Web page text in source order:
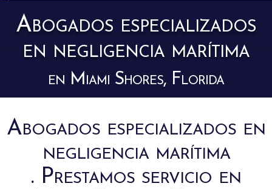
Abogados especializados
en negligencia marítima
en Miami Shores, Florida
Abogados especializados en
negligencia marítima
. Prestamos servicio en